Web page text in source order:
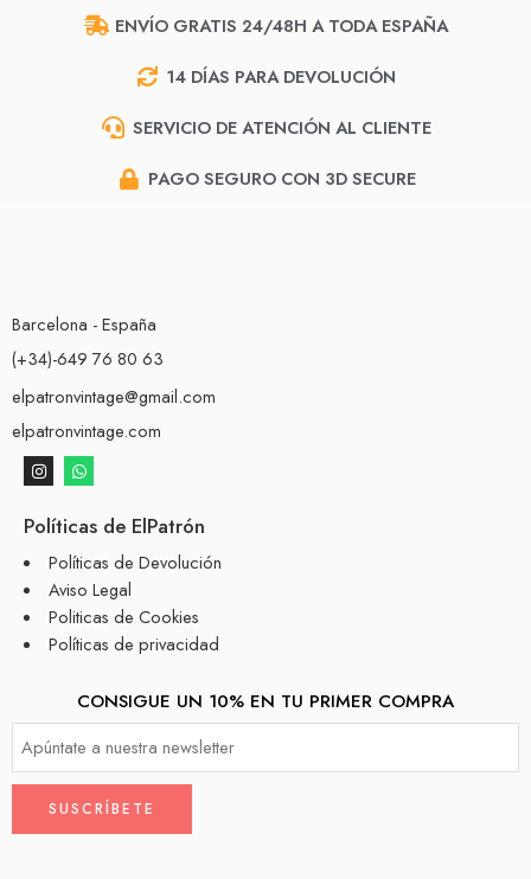
ENVÍO GRATIS 24/48H A TODA ESPAÑA
14 DÍAS PARA DEVOLUCIÓN
SERVICIO DE ATENCIÓN AL CLIENTE
PAGO SEGURO CON 3D SECURE
Barcelona - España
(+34)-649 76 80 63
elpatronvintage@gmail.com
elpatronvintage.com
Políticas de ElPatrón
Políticas de Devolución
Aviso Legal
Politicas de Cookies
Políticas de privacidad
CONSIGUE UN 10% EN TU PRIMER COMPRA